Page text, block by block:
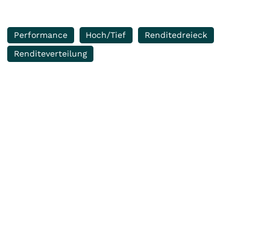
Performance Hoch/Tief
Renditedreieck
Renditeverteilung